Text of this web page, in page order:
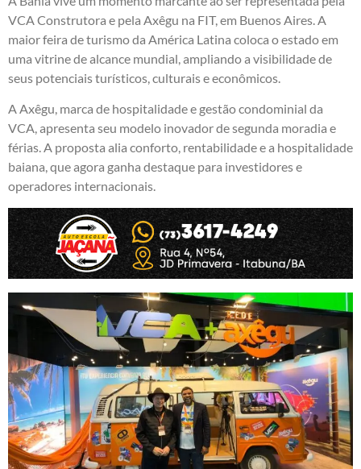
VCA Construtora e pela Axêgu na FIT, em Buenos Aires. A
maior feira de turismo da América Latina coloca o estado em
uma vitrine de alcance mundial, ampliando a visibilidade de
seus potenciais turísticos, culturais e econômicos.
A Axêgu, marca de hospitalidade e gestão condominial da
VCA, apresenta seu modelo inovador de segunda moradia e
férias. A proposta alia conforto, rentabilidade e a hospitalidade
baiana, que agora ganha destaque para investidores e
operadores internacionais.